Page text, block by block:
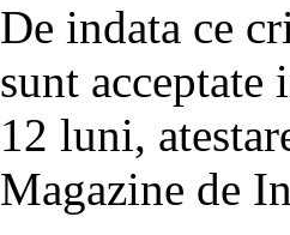
De indata ce
sunt
12 luni,
Magazine de